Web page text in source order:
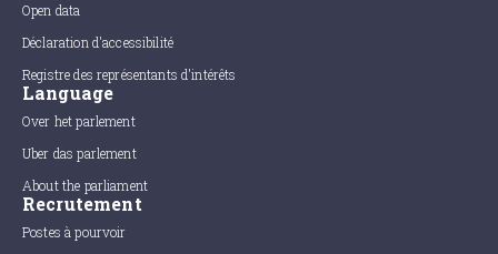
Open data
Déclaration d'accessibilité
Registre des représentants d'intérêts
Language
Over het parlement
Uber das parlement
About the parliament
Recrutement
Postes à pourvoir